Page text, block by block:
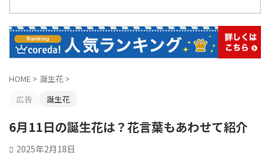
HOME > 誕生花 >
広告
誕生花
6月11日の誕生花は？花言葉もあわせて紹介
2025年2月18日